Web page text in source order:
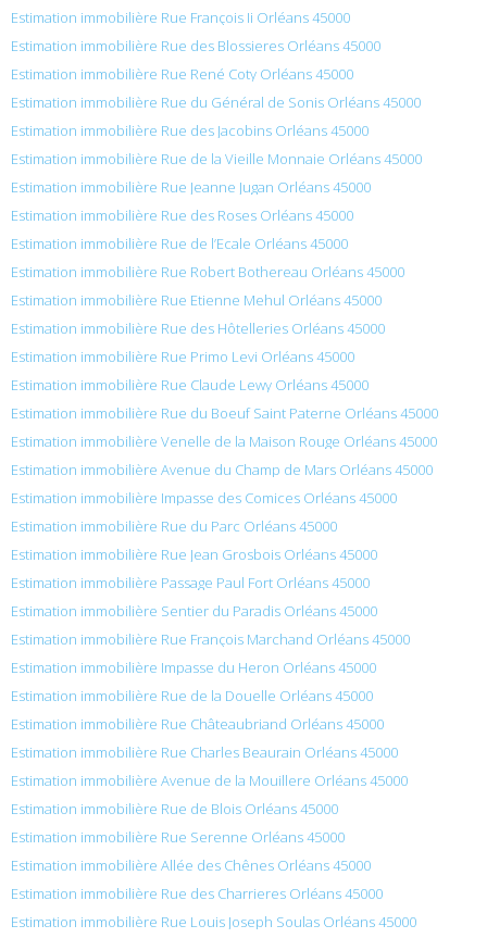
Estimation immobilière Rue François Ii Orléans 45000
Estimation immobilière Rue des Blossieres Orléans 45000
Estimation immobilière Rue René Coty Orléans 45000
Estimation immobilière Rue du Général de Sonis Orléans 45000
Estimation immobilière Rue des Jacobins Orléans 45000
Estimation immobilière Rue de la Vieille Monnaie Orléans 45000
Estimation immobilière Rue Jeanne Jugan Orléans 45000
Estimation immobilière Rue des Roses Orléans 45000
Estimation immobilière Rue de l’Ecale Orléans 45000
Estimation immobilière Rue Robert Bothereau Orléans 45000
Estimation immobilière Rue Etienne Mehul Orléans 45000
Estimation immobilière Rue des Hôtelleries Orléans 45000
Estimation immobilière Rue Primo Levi Orléans 45000
Estimation immobilière Rue Claude Lewy Orléans 45000
Estimation immobilière Rue du Boeuf Saint Paterne Orléans 45000
Estimation immobilière Venelle de la Maison Rouge Orléans 45000
Estimation immobilière Avenue du Champ de Mars Orléans 45000
Estimation immobilière Impasse des Comices Orléans 45000
Estimation immobilière Rue du Parc Orléans 45000
Estimation immobilière Rue Jean Grosbois Orléans 45000
Estimation immobilière Passage Paul Fort Orléans 45000
Estimation immobilière Sentier du Paradis Orléans 45000
Estimation immobilière Rue François Marchand Orléans 45000
Estimation immobilière Impasse du Heron Orléans 45000
Estimation immobilière Rue de la Douelle Orléans 45000
Estimation immobilière Rue Châteaubriand Orléans 45000
Estimation immobilière Rue Charles Beaurain Orléans 45000
Estimation immobilière Avenue de la Mouillere Orléans 45000
Estimation immobilière Rue de Blois Orléans 45000
Estimation immobilière Rue Serenne Orléans 45000
Estimation immobilière Allée des Chênes Orléans 45000
Estimation immobilière Rue des Charrieres Orléans 45000
Estimation immobilière Rue Louis Joseph Soulas Orléans 45000